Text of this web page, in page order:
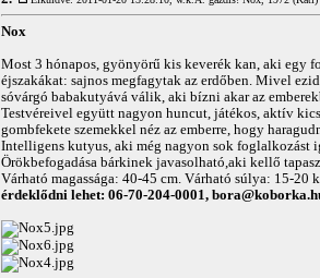
Nox
Most 3 hónapos, gyönyörű kis keverék kan, aki egy
éjszakákat: sajnos megfagytak az erdőben. Mivel
sóvárgó babakutyává válik, aki bízni akar az
Testvéreivel együtt nagyon huncut, játékos, aktív
gombfekete szemekkel néz az emberre, hogy
Intelligens kutyus, aki még nagyon sok foglalkozást
Örökbefogadása bárkinek javasolható,aki kellő
Várható magassága: 40-45 cm. Várható súlya: 15-20
érdeklődni lehet: 06-70-204-0001,